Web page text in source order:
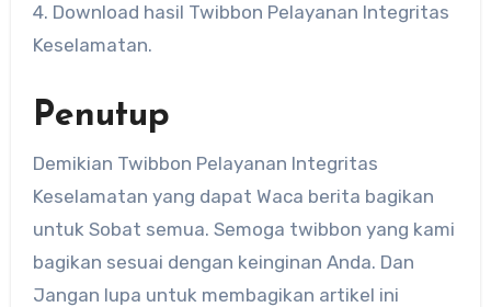
4. Download hasil Twibbon Pelayanan Integritas
Keselamatan.
Penutup
Demikian Twibbon Pelayanan Integritas
Keselamatan yang dapat Waca berita bagikan
untuk Sobat semua. Semoga twibbon yang kami
bagikan sesuai dengan keinginan Anda. Dan
Jangan lupa untuk membagikan artikel ini